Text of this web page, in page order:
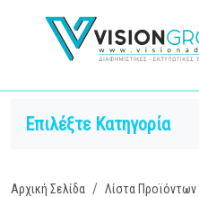
Επιλέξτε Κατηγορία
Αρχική Σελίδα Λίστα Προϊόντων